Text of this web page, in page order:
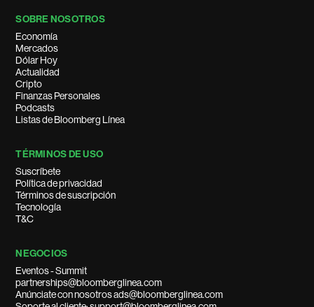
SOBRE NOSOTROS
Economía
Mercados
Dólar Hoy
Actualidad
Cripto
Finanzas Personales
Podcasts
Listas de Bloomberg Línea
TÉRMINOS DE USO
Suscríbete
Política de privacidad
Términos de suscripción
Tecnología
T&C
NEGOCIOS
Eventos - Summit
partnerships@bloomberglinea.com
Anúnciate con nosotros ads@bloomberglinea.com